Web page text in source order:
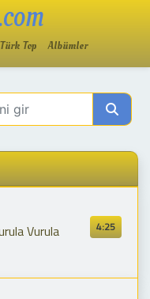
Türk Top Albümler
4:25
Vurula